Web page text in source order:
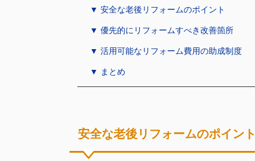
▼ 安全な老後リフォームのポイント
▼ 優先的にリフォームすべき改善箇所
▼ 活用可能なリフォーム費用の助成制度
▼ まとめ
安全な老後リフォームのポイント